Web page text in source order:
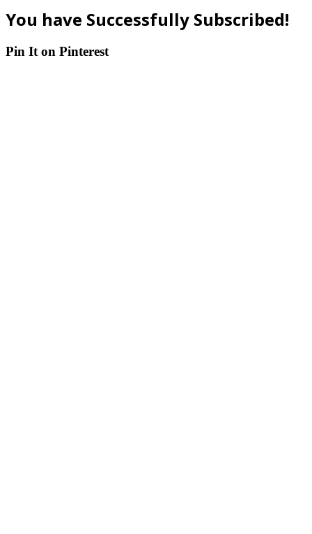
You have Successfully Subscribed!
Pin It on Pinterest